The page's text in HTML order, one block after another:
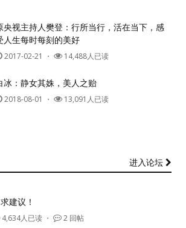
央视主持人樊登：行所当行，活在当下，感
人生每时每刻的美好
2017-02-21 ・ 14,488人已读
冰：静女其姝，美人之贻
2018-08-01 ・ 13,091人已读
进入论坛
建议！
4,634人已读 ・ 2 回帖